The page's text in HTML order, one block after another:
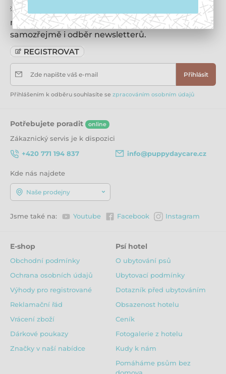
💡 Nechcete se raději registrovat? Získáte 200 Kč
na první nákup, 10% slevu na každý nákup, a
samozřejmě i odběr newsletterů.
Zde napište váš e-mail Přihlásit
Přihlášením k odběru souhlasíte se zpracováním osobním údajů
Potřebujete poradit online
Zákaznický servis je k dispozici
+420 771 194 837
info@puppydaycare.cz
Kde nás najdete
Naše prodejny
Jsme také na: Youtube Facebook Instagram
E-shop
Obchodní podmínky
Ochrana osobních údajů
Výhody pro registrované
Reklamační řád
Vrácení zboží
Dárkové poukazy
Značky v naší nabídce
Psí hotel
O ubytování psů
Ubytovací podmínky
Dotazník před ubytováním
Obsazenost hotelu
Ceník
Fotogalerie z hotelu
Kudy k nám
Pomáháme psům bez